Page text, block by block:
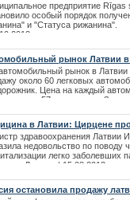
предприятие Rīgas
особый порядок
и "Статуса рижанина".
рынок Латвии в
рынок в Латвии
около 60 легковых
Цена на каждый
или 57 тысяч евро. За
евро. Это внедорожник
| 10.01.2014
в Латвии: Цирцене
здравоохранения Латвии
недовольство по поводу
легко заболевших
Латвии. | 15.08.2013
остановила продажу